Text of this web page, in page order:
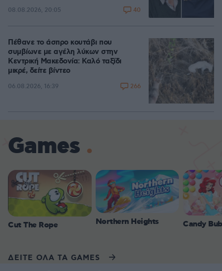
08.08.2026, 20:05 40
Πέθανε το άσπρο κουτάβι που
συμβίωνε με αγέλη λύκων στην
Κεντρική Μακεδονία: Καλό ταξίδι
μικρέ, δείτε βίντεο
06.08.2026, 16:39 266
Games
Cut The Rope Northern Heights Candy
ΔΕΙΤΕ ΟΛΑ ΤΑ GAMES